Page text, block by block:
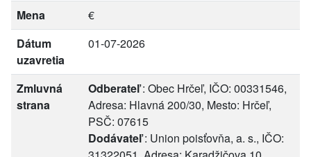
Mena
€
Dátum
uzavretia
01-07-2026
Zmluvná
strana
Odberateľ: Obec Hrčeľ, IČO: 00331546,
Adresa: Hlavná 200/30, Mesto: Hrčeľ,
PSČ: 07615
Dodávateľ: Union poisťovňa, a. s., IČO: